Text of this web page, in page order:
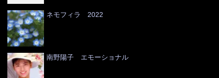
ネモフィラ 2022
南野陽子 エモーショナル